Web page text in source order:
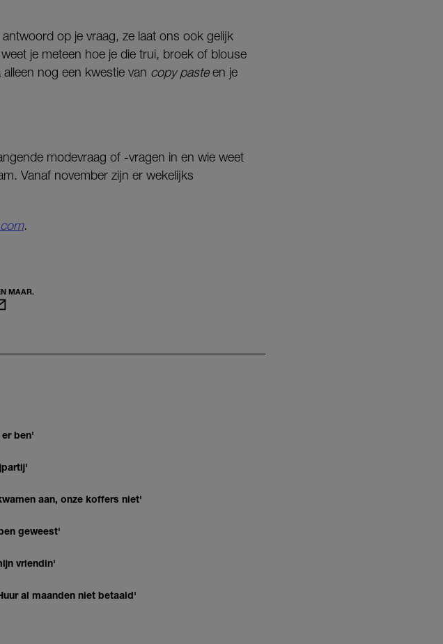
op je vraag, ze laat ons ook gelijk
je meteen hoe je die trui, broek of blouse
nog een kwestie van copy pasteen je
modevraag of -vragen in en wie weet
Vanaf november zijn er wekelijks
.
MAAR.
ben'
aan, onze koffers niet'
geweest'
vriendin'
al maanden niet betaald'